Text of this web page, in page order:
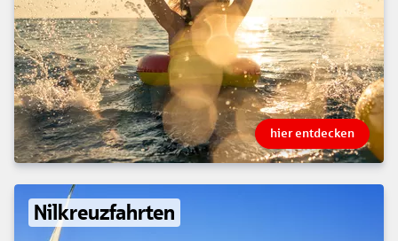
hier entdecken
Nilkreuzfahrten